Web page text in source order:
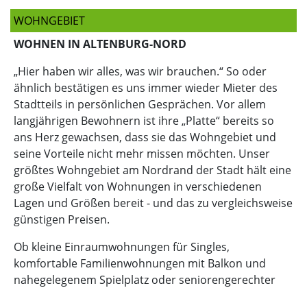
WOHNGEBIET
WOHNEN IN ALTENBURG-NORD
„Hier haben wir alles, was wir brauchen.“ So oder
ähnlich bestätigen es uns immer wieder Mieter des
Stadtteils in persönlichen Gesprächen. Vor allem
langjährigen Bewohnern ist ihre „Platte“ bereits so
ans Herz gewachsen, dass sie das Wohngebiet und
seine Vorteile nicht mehr missen möchten. Unser
größtes Wohngebiet am Nordrand der Stadt hält eine
große Vielfalt von Wohnungen in verschiedenen
Lagen und Größen bereit - und das zu vergleichsweise
günstigen Preisen.
Ob kleine Einraumwohnungen für Singles,
komfortable Familienwohnungen mit Balkon und
nahegelegenem Spielplatz oder seniorengerechter